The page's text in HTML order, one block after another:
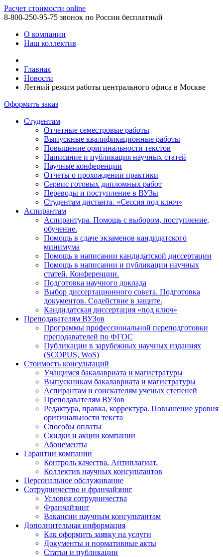
Расчет стоимости online
8-800-250-95-75 звонок по России бесплатный
О компании
Наш коллектив
Главная
Новости
Летний режим работы центрального офиса в Москве
Оформить заказ
Студентам
Отчетные семестровые работы
Выпускные квалификационные работы
Повышение оригинальности текстов
Написание и публикация научных статей
Научные конференции
Отчеты о прохождении практики
Сервис готовых дипломных работ
Переводы и поступление в ВУЗы
Студентам дистанта. «Сессия под ключ»
Аспирантам
Аспирантура. Помощь с выбором, поступление,
обучение.
Помощь в сдаче экзаменов кандидатского
минимума
Помощь в написании кандидатской диссертации
Помощь в написании и публикации научных
статей. Конференции.
Подготовка научного доклада
Выбор диссертационного совета. Подготовка
документов. Содействие в защите.
Кандидатская диссертация «под ключ»
Преподавателям ВУЗов
Программы профессиональной переподготовки
преподавателей по ФГОС
Публикации в зарубежных научных изданиях
(SCOPUS, WoS)
Стоимость консультаций
Учащимся бакалавриата и магистратуры
Выпускникам бакалавриата и магистратуры
Аспирантам и соискателям ученых степеней
Преподавателям ВУЗов
Редактура, правка, корректура. Повышение уровня
оригинальности текста
Способы оплаты
Скидки и акции компании
Абонементы
Гарантии компании
Контроль качества. Антиплагиат.
Коллектив научных консультантов
Персональное обслуживание
Сотрудничество и франчайзинг
Условия сотрудничества
Франчайзинг
Вакансии научным консультантам
Дополнительная информация
Как оформить заявку на услуги
Документы и нормативные акты
Статьи и публикации